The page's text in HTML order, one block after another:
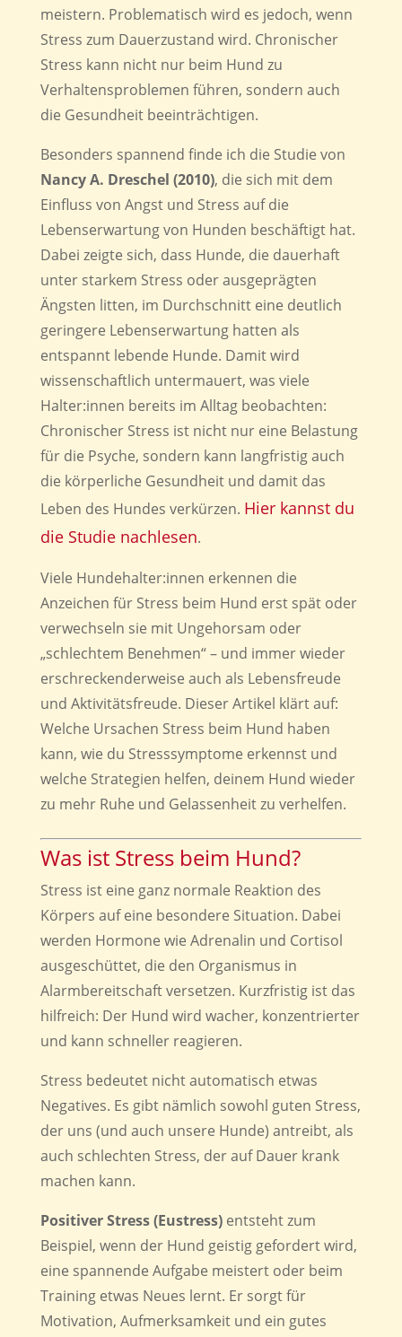
meistern. Problematisch wird es jedoch, wenn
Stress zum Dauerzustand wird. Chronischer
Stress kann nicht nur beim Hund zu
Verhaltensproblemen führen, sondern auch
die Gesundheit beeinträchtigen.
Besonders spannend finde ich die Studie von
Nancy A. Dreschel (2010), die sich mit dem
Einfluss von Angst und Stress auf die
Lebenserwartung von Hunden beschäftigt hat.
Dabei zeigte sich, dass Hunde, die dauerhaft
unter starkem Stress oder ausgeprägten
Ängsten litten, im Durchschnitt eine deutlich
geringere Lebenserwartung hatten als
entspannt lebende Hunde. Damit wird
wissenschaftlich untermauert, was viele
Halter:innen bereits im Alltag beobachten:
Chronischer Stress ist nicht nur eine Belastung
für die Psyche, sondern kann langfristig auch
die körperliche Gesundheit und damit das
Leben des Hundes verkürzen. Hier kannst du
die Studie nachlesen.
Viele Hundehalter:innen erkennen die
Anzeichen für Stress beim Hund erst spät oder
verwechseln sie mit Ungehorsam oder
„schlechtem Benehmen“ – und immer wieder
erschreckenderweise auch als Lebensfreude
und Aktivitätsfreude. Dieser Artikel klärt auf:
Welche Ursachen Stress beim Hund haben
kann, wie du Stresssymptome erkennst und
welche Strategien helfen, deinem Hund wieder
zu mehr Ruhe und Gelassenheit zu verhelfen.
Was ist Stress beim Hund?
Stress ist eine ganz normale Reaktion des
Körpers auf eine besondere Situation. Dabei
werden Hormone wie Adrenalin und Cortisol
ausgeschüttet, die den Organismus in
Alarmbereitschaft versetzen. Kurzfristig ist das
hilfreich: Der Hund wird wacher, konzentrierter
und kann schneller reagieren.
Stress bedeutet nicht automatisch etwas
Negatives. Es gibt nämlich sowohl guten Stress,
der uns (und auch unsere Hunde) antreibt, als
auch schlechten Stress, der auf Dauer krank
machen kann.
Positiver Stress (Eustress)entsteht zum
Beispiel, wenn der Hund geistig gefordert wird,
eine spannende Aufgabe meistert oder beim
Training etwas Neues lernt. Er sorgt für
Motivation, Aufmerksamkeit und ein gutes